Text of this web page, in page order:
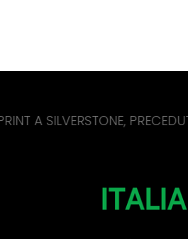
PRECEDUTI OGURA